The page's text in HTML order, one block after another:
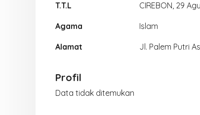
T.T.L CIREBON, 29
Agama Islam
Alamat Jl. Palem Putri
Profil
Data tidak ditemukan